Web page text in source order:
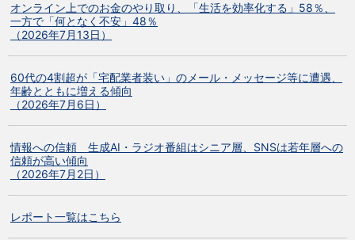
オンライン上でのお金のやり取り、「生活を効率化する」58％、
一方で「何となく不安」48％
（2026年7月13日）
60代の4割超が「宅配業者装い」のメール・メッセージ等に遭遇、
年齢とともに増える傾向
（2026年7月6日）
情報への信頼 生成AI・ラジオ番組はシニア層、SNSは若年層への
信頼が高い傾向
（2026年7月2日）
レポート一覧はこちら